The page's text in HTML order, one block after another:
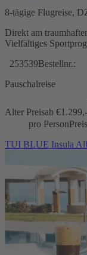
8-tägige Flugreise,
Direkt am
Vielfältiges
253539Bestellnr.:
Pauschalreise
Alter Preisab €1.299,-
pro Person
TUI BLUE Insula